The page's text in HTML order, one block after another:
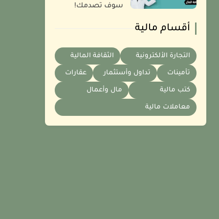
سوف تصدمك!
أقسام مالية
التجارة الألكترونية الثقافة المالية
تأمينات تداول وأستثمار عقارات
كتب مالية مال وأعمال
معاملات مالية